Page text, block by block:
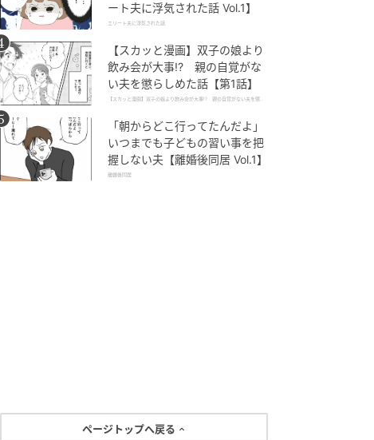
ート夫に浮気された話 Vol.1】
エリート夫に浮気された話
【スカッと漫画】双子の娘より
飲み会が大事!? 親の自覚がな
い夫を懲らしめた話【第1話】
【スカッと漫画】双子の娘より飲み会が大事!? 親の自覚がない夫を懲ら
「朝からどこ行ってたんだよ」
いつまでも子どもの習い事を把
握しない夫【離婚後同居 Vol.1】
離婚後同居
ページトップへ戻る